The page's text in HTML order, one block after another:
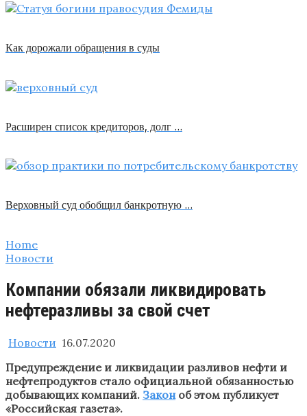
Как дорожали обращения в суды
Расширен список кредиторов, долг …
Верховный суд обобщил банкротную …
Home
Новости
Компании обязали ликвидировать
нефтеразливы за свой счет
Новости 16.07.2020
Предупреждение и ликвидации разливов нефти и
нефтепродуктов стало официальной обязанностью
добывающих компаний. Законоб этом публикует
«Российская газета».